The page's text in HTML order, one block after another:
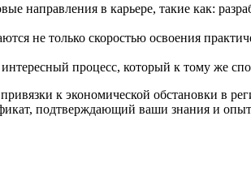
направления в карьере, такие как:
не только скоростью освоения
процесс, который к тому же
к экономической обстановки в
подтверждающий ваши знания и